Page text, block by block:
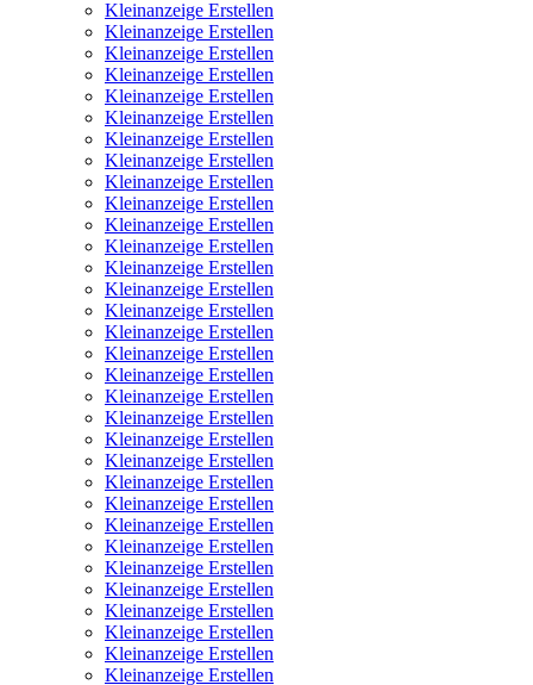
Kleinanzeige Erstellen
Kleinanzeige Erstellen
Kleinanzeige Erstellen
Kleinanzeige Erstellen
Kleinanzeige Erstellen
Kleinanzeige Erstellen
Kleinanzeige Erstellen
Kleinanzeige Erstellen
Kleinanzeige Erstellen
Kleinanzeige Erstellen
Kleinanzeige Erstellen
Kleinanzeige Erstellen
Kleinanzeige Erstellen
Kleinanzeige Erstellen
Kleinanzeige Erstellen
Kleinanzeige Erstellen
Kleinanzeige Erstellen
Kleinanzeige Erstellen
Kleinanzeige Erstellen
Kleinanzeige Erstellen
Kleinanzeige Erstellen
Kleinanzeige Erstellen
Kleinanzeige Erstellen
Kleinanzeige Erstellen
Kleinanzeige Erstellen
Kleinanzeige Erstellen
Kleinanzeige Erstellen
Kleinanzeige Erstellen
Kleinanzeige Erstellen
Kleinanzeige Erstellen
Kleinanzeige Erstellen
Kleinanzeige Erstellen